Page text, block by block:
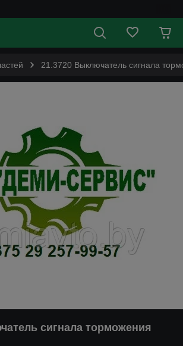
21.3720 Выключатель сигнала
сигнала торможения